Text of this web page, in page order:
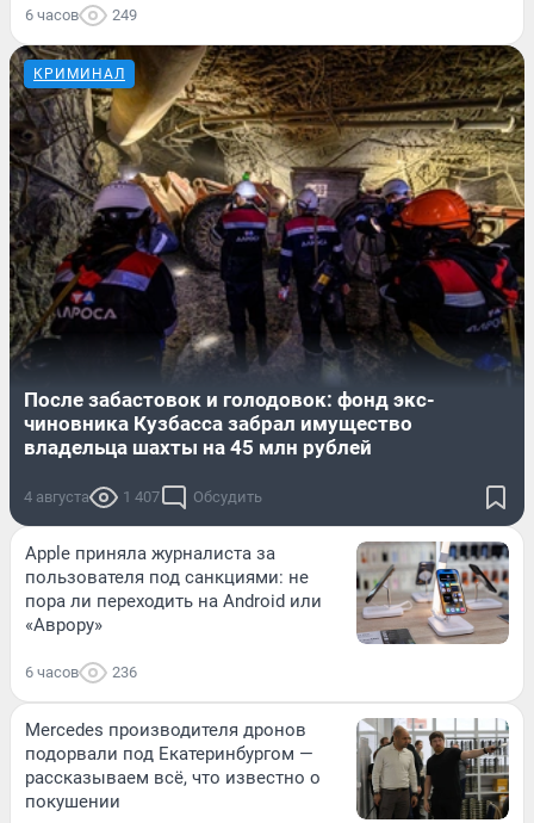
6 часов 249
КРИМИНАЛ
После забастовок и голодовок: фонд экс-
чиновника Кузбасса забрал имущество
владельца шахты на 45 млн рублей
4 августа 1 407 Обсудить
Apple приняла журналиста за
пользователя под санкциями: не
пора ли переходить на Android или
«Аврору»
6 часов 236
Mercedes производителя дронов
подорвали под Екатеринбургом —
рассказываем всё, что известно о
покушении